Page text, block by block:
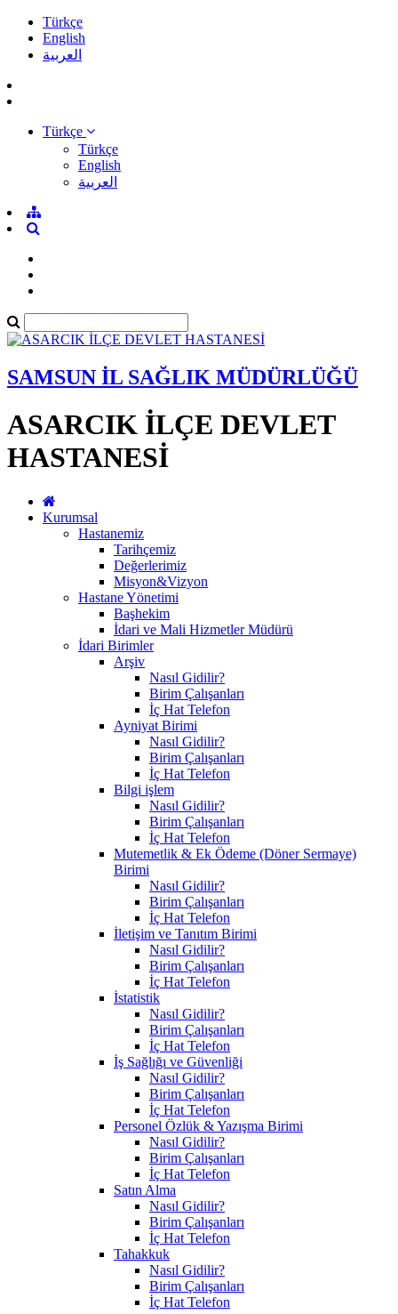
Türkçe
English
العربية
Türkçe
Türkçe
English
العربية
SAMSUN İL SAĞLIK MÜDÜRLÜĞÜ
ASARCIK İLÇE DEVLET
HASTANESİ
Kurumsal
Hastanemiz
Tarihçemiz
Değerlerimiz
Misyon&Vizyon
Hastane Yönetimi
Başhekim
İdari ve Mali Hizmetler Müdürü
İdari Birimler
Arşiv
Nasıl Gidilir?
Birim Çalışanları
İç Hat Telefon
Ayniyat Birimi
Nasıl Gidilir?
Birim Çalışanları
İç Hat Telefon
Bilgi işlem
Nasıl Gidilir?
Birim Çalışanları
İç Hat Telefon
Mutemetlik & Ek Ödeme (Döner Sermaye)
Birimi
Nasıl Gidilir?
Birim Çalışanları
İç Hat Telefon
İletişim ve Tanıtım Birimi
Nasıl Gidilir?
Birim Çalışanları
İç Hat Telefon
İstatistik
Nasıl Gidilir?
Birim Çalışanları
İç Hat Telefon
İş Sağlığı ve Güvenliği
Nasıl Gidilir?
Birim Çalışanları
İç Hat Telefon
Personel Özlük & Yazışma Birimi
Nasıl Gidilir?
Birim Çalışanları
İç Hat Telefon
Satın Alma
Nasıl Gidilir?
Birim Çalışanları
İç Hat Telefon
Tahakkuk
Nasıl Gidilir?
Birim Çalışanları
İç Hat Telefon